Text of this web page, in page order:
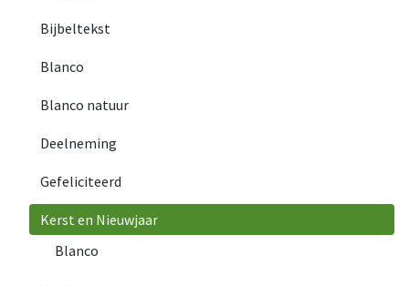
Bijbeltekst
Blanco
Blanco natuur
Deelneming
Gefeliciteerd
Kerst en Nieuwjaar
Blanco